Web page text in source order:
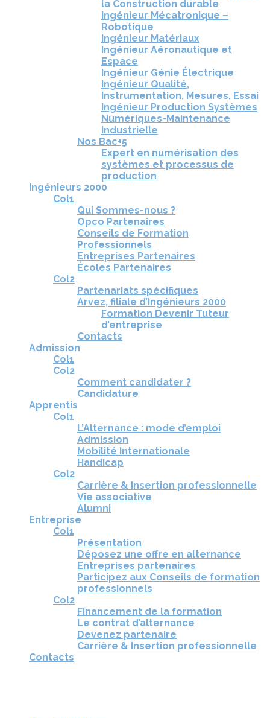
la Construction durable
Ingénieur Mécatronique –
Robotique
Ingénieur Matériaux
Ingénieur Aéronautique et
Espace
Ingénieur Génie Électrique
Ingénieur Qualité,
Instrumentation, Mesures, Essai
Ingénieur Production Systèmes
Numériques-Maintenance
Industrielle
Nos Bac+5
Expert en numérisation des
systèmes et processus de
production
Ingénieurs 2000
Col1
Qui Sommes-nous ?
Opco Partenaires
Conseils de Formation
Professionnels
Entreprises Partenaires
Écoles Partenaires
Col2
Partenariats spécifiques
Arvez, filiale d’Ingénieurs 2000
Formation Devenir Tuteur
d’entreprise
Contacts
Admission
Col1
Col2
Comment candidater ?
Candidature
Apprentis
Col1
L’Alternance : mode d’emploi
Admission
Mobilité Internationale
Handicap
Col2
Carrière & Insertion professionnelle
Vie associative
Alumni
Entreprise
Col1
Présentation
Déposez une offre en alternance
Entreprises partenaires
Participez aux Conseils de formation
professionnels
Col2
Financement de la formation
Le contrat d’alternance
Devenez partenaire
Carrière & Insertion professionnelle
Contacts